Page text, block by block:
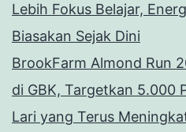
Lebih Fokus Belajar,
Biasakan Sejak Dini
BrookFarm Almond Run
di GBK, Targetkan 5.000
Lari yang Terus